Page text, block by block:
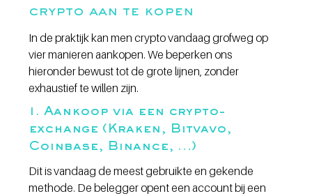
crypto aan te kopen
In de praktijk kan men crypto vandaag grofweg op
vier manieren aankopen. We beperken ons
hieronder bewust tot de grote lijnen, zonder
exhaustief te willen zijn.
1. Aankoop via een crypto-
exchange (Kraken, Bitvavo,
Coinbase, Binance, …)
Dit is vandaag de meest gebruikte en gekende
methode. De belegger opent een account bij een